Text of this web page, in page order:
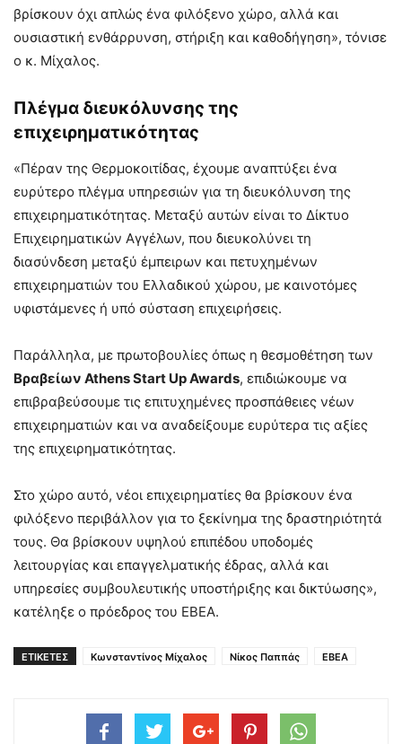
βρίσκουν όχι απλώς ένα φιλόξενο χώρο, αλλά και
ουσιαστική ενθάρρυνση, στήριξη και καθοδήγηση», τόνισε
ο κ. Μίχαλος.
Πλέγμα διευκόλυνσης της
επιχειρηματικότητας
«Πέραν της Θερμοκοιτίδας, έχουμε αναπτύξει ένα
ευρύτερο πλέγμα υπηρεσιών για τη διευκόλυνση της
επιχειρηματικότητας. Μεταξύ αυτών είναι το Δίκτυο
Επιχειρηματικών Αγγέλων, που διευκολύνει τη
διασύνδεση μεταξύ έμπειρων και πετυχημένων
επιχειρηματιών του Ελλαδικού χώρου, με καινοτόμες
υφιστάμενες ή υπό σύσταση επιχειρήσεις.
Παράλληλα, με πρωτοβουλίες όπως η θεσμοθέτηση των
Βραβείων Athens Start Up Awards, επιδιώκουμε να
επιβραβεύσουμε τις επιτυχημένες προσπάθειες νέων
επιχειρηματιών και να αναδείξουμε ευρύτερα τις αξίες
της επιχειρηματικότητας.
Στο χώρο αυτό, νέοι επιχειρηματίες θα βρίσκουν ένα
φιλόξενο περιβάλλον για το ξεκίνημα της δραστηριότητά
τους. Θα βρίσκουν υψηλού επιπέδου υποδομές
λειτουργίας και επαγγελματικής έδρας, αλλά και
υπηρεσίες συμβουλευτικής υποστήριξης και δικτύωσης»,
κατέληξε ο πρόεδρος του ΕΒΕΑ.
ΕΤΙΚΕΤΕΣ Κωνσταντίνος Μίχαλος Νίκος Παππάς ΕΒΕΑ